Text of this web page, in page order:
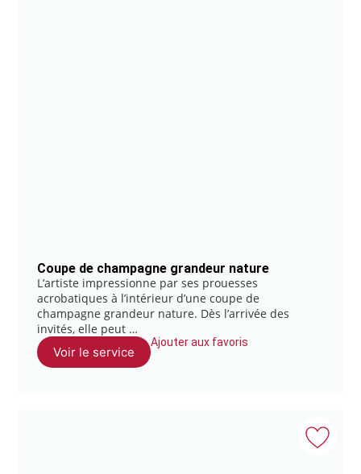
Coupe de champagne grandeur nature
L’artiste impressionne par ses prouesses
acrobatiques à l’intérieur d’une coupe de
champagne grandeur nature. Dès l’arrivée des
invités, elle peut …
Voir le service
Ajouter aux favoris